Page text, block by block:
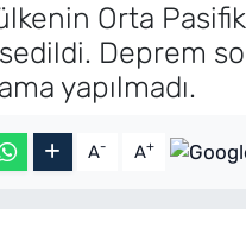
Orta Pasifik
Deprem
yapılmadı.
A- A+